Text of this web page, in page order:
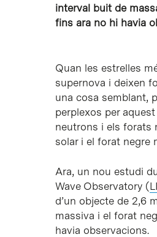
interval buit de
fins ara no hi havia
Quan les estrelles
supernova i deixen
una cosa semblant,
perplexos per
neutrons i els forats
solar i el forat negre
Ara, un nou estudi
Wave Observatory (
d’un objecte de 2,6
massiva i el forat
havia observacions.